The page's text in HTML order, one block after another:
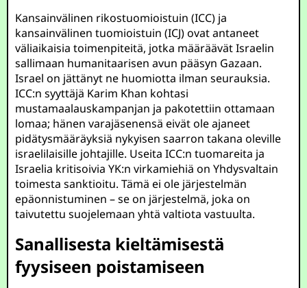
Kansainvälinen rikostuomioistuin (ICC) ja
kansainvälinen tuomioistuin (ICJ) ovat antaneet
väliaikaisia toimenpiteitä, jotka määräävät Israelin
sallimaan humanitaarisen avun pääsyn Gazaan.
Israel on jättänyt ne huomiotta ilman seurauksia.
ICC:n syyttäjä Karim Khan kohtasi
mustamaalauskampanjan ja pakotettiin ottamaan
lomaa; hänen varajäsenensä eivät ole ajaneet
pidätysmääräyksiä nykyisen saarron takana oleville
israelilaisille johtajille. Useita ICC:n tuomareita ja
Israelia kritisoivia YK:n virkamiehiä on Yhdysvaltain
toimesta sanktioitu. Tämä ei ole järjestelmän
epäonnistuminen – se on järjestelmä, joka on
taivutettu suojelemaan yhtä valtiota vastuulta.
Sanallisesta kieltämisestä
fyysiseen poistamiseen